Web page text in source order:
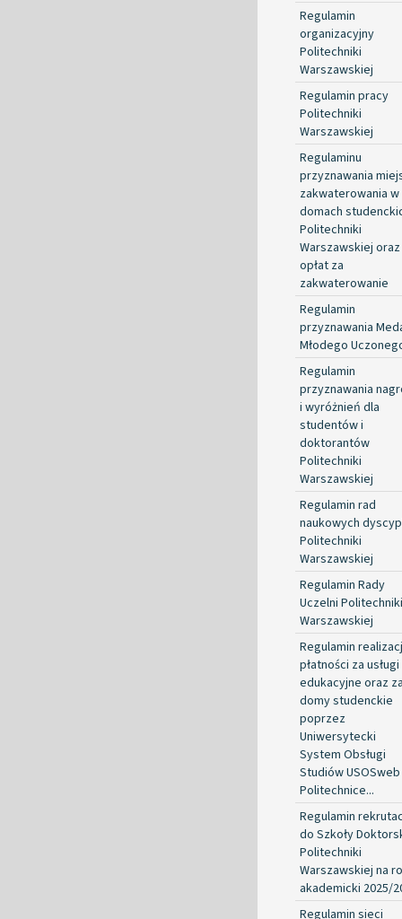
Regulamin
organizacyjny
Politechniki
Warszawskiej
Regulamin pracy
Politechniki
Warszawskiej
Regulaminu
przyznawania
zakwaterowania w
domach
Politechniki
Warszawskiej oraz
opłat za
zakwaterowanie
Regulamin
przyznawania
Młodego
Regulamin
przyznawania
i wyróżnień dla
studentów i
doktorantów
Politechniki
Warszawskiej
Regulamin rad
naukowych
Politechniki
Warszawskiej
Regulamin Rady
Uczelni Politechniki
Warszawskiej
Regulamin
płatności za usługi
edukacyjne oraz za
domy studenckie
poprzez
Uniwersytecki
System Obsługi
Studiów
Politechnice...
Regulamin
do Szkoły
Politechniki
Warszawskiej na
akademicki 2025/
Regulamin sieci